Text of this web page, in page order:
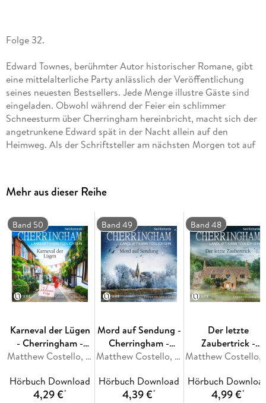
Folge 32.
Edward Townes, berühmter Autor historischer Romane, gibt
eine mittelalterliche Party anlässlich der Veröffentlichung
seines neuesten Bestsellers. Jede Menge illustre Gäste sind
eingeladen. Obwohl während der Feier ein schlimmer
Schneesturm über Cherringham hereinbricht, macht sich der
angetrunkene Edward spät in der Nacht allein auf den
Heimweg. Als der Schriftsteller am nächsten Morgen tot auf
Außenwelt abgeschnitten - das heißt der Mörder muss immer
noch im Dorf sein . . .
Mehr aus dieser Reihe
Band 50
Karneval der Lügen
- Cherringham -
Landluft kann
50
Matthew Costello, Neil Richards
Hörbuch Download
4,29 €*
Band 49
Mord auf Sendung -
Cherringham -
Landluft kann
49
Matthew Costello, Neil Richards
Hörbuch Download
4,39 €*
Band 48
Der letzte
Zaubertrick -
Cherringham -
tödlich sein, Folge
48
Hörbuch
4,99 €*